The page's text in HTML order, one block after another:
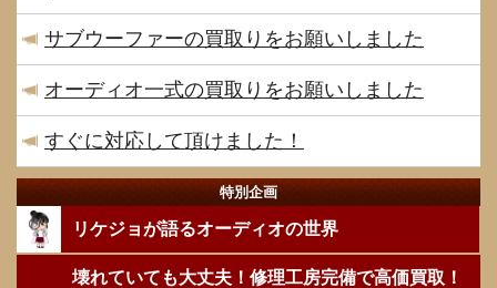
サブウーファーの買取りをお願いしました
オーディオ一式の買取りをお願いしました
すぐに対応して頂けました！
特別企画
リケジョが語るオーディオの世界
壊れていても大丈夫！修理工房完備で高価買取！